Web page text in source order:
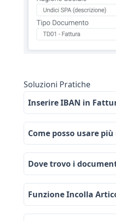
Soluzioni Pratiche
Inserire IBAN in
Come posso usare
Dove trovo i
Funzione Incolla